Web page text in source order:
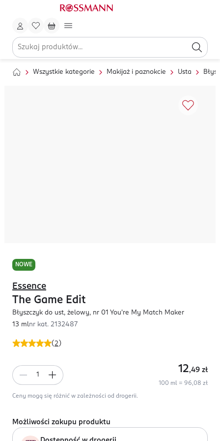
Wszystkie kategorie Makijaż i paznokcie Usta
NOWE
(2 )
Essence
The Game Edit
Błyszczyk do ust, żelowy, nr 01 You're My Match Maker
13 mlnr kat. 2132487
12,49 zł
100 ml = 96,08 zł
Ceny mogą się różnić w zależności od drogerii.
Możliwości zakupu produktu